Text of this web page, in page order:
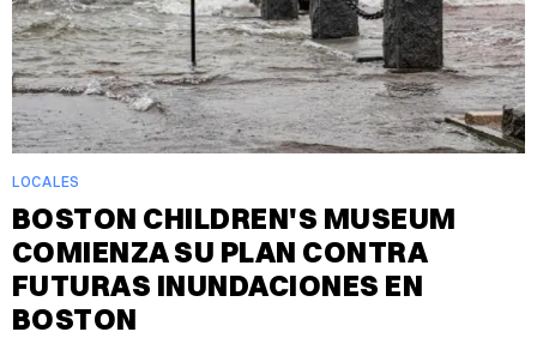
LOCALES
BOSTON CHILDREN'S MUSEUM
COMIENZA SU PLAN CONTRA
FUTURAS INUNDACIONES EN
BOSTON